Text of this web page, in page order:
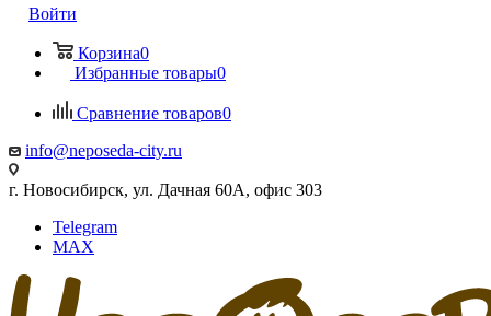
Войти
Корзина0
Избранные товары0
Сравнение товаров0
info@neposeda-city.ru
г. Новосибирск, ул. Дачная 60А, офис 303
Telegram
MAX